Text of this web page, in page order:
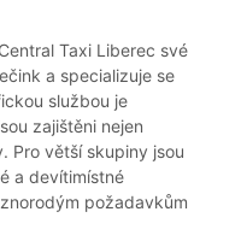
Taxi Liberec své
a specializuje se
službou je
zajištěni nejen
Pro větší skupiny jsou
a devítimístné
požadavkům